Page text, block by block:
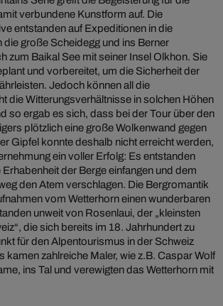
verbundene Kunstform auf. Die
entstanden auf Expeditionen in die
die große Scheidegg und ins Berner
zum Baikal See mit seiner Insel Olkhon. Sie
und vorbereitet, um die Sicherheit der
Jedoch können all die
die Witterungsverhältnisse in solchen Höhen
so ergab es sich, dass bei der Tour über den
plötzlich eine große Wolkenwand gegen
Gipfel konnte deshalb nicht erreicht werden,
ein voller Erfolg: Es entstanden
der Berge einfangen und dem
den Atem verschlagen. Die Bergromantik
vom Wetterhorn einen wunderbaren
unweit von Rosenlaui, der „kleinsten
die sich bereits im 18. Jahrhundert zu
für den Alpentourismus in der Schweiz
kamen zahlreiche Maler, wie z.B. Caspar Wolf
ins Tal und verewigten das Wetterhorn mit